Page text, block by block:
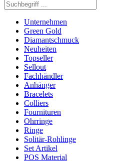
Unternehmen
Green Gold
Diamantschmuck
Neuheiten
Topseller
Sellout
Fachhändler
Anhänger
Bracelets
Colliers
Fournituren
Ohrringe
Ringe
Solitär-Rohlinge
Set Artikel
POS Material